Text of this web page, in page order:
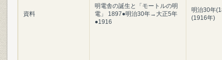
資料
明電舎の誕生と「モートルの明
電」 1897●明治30年→大正5年
●1916
明治30年
(1916年)